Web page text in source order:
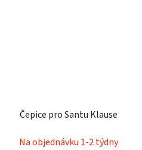
Čepice pro Santu Klause
Na objednávku 1-2 týdny